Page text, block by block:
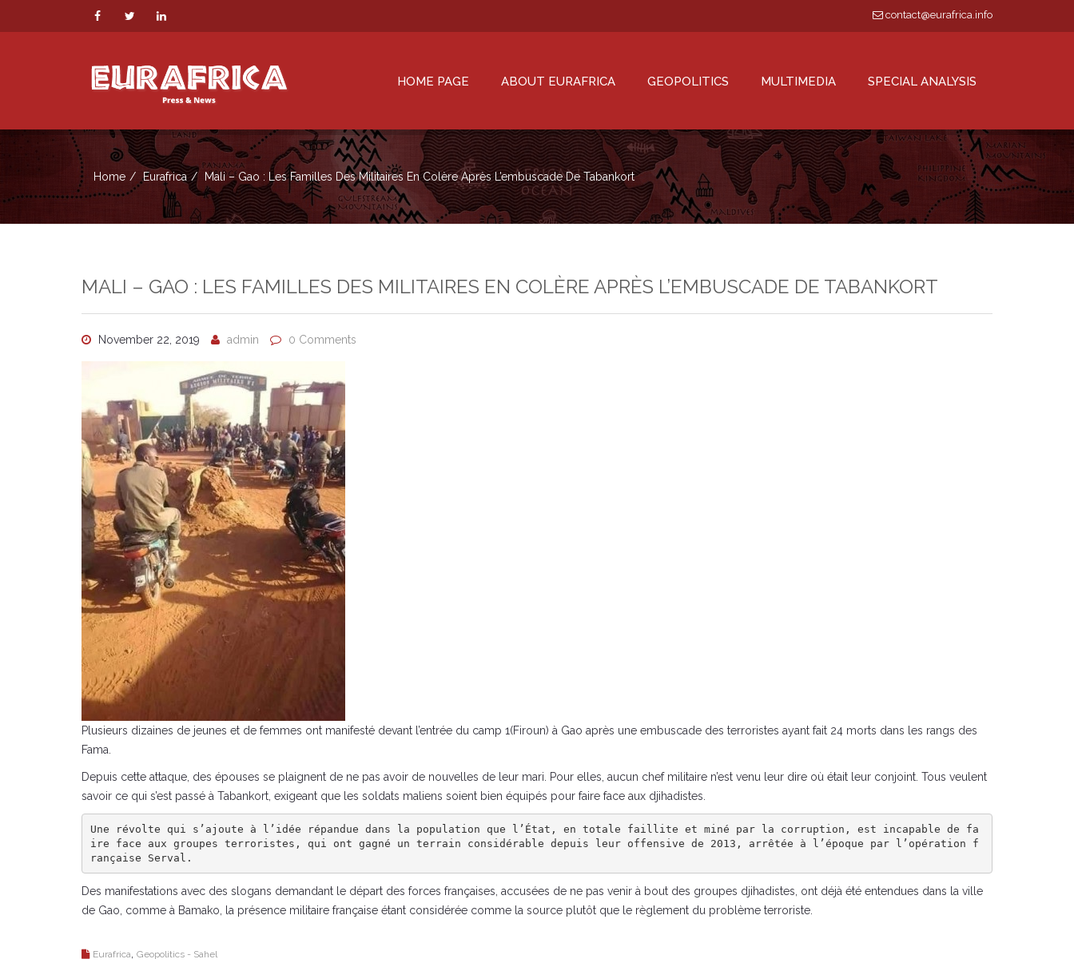
contact@eurafrica.info
HOME PAGE ABOUT EURAFRICA GEOPOLITICS MULTIMEDIA SPECIAL ANALYSIS
Home Eurafrica Mali – Gao : Les Familles Des Militaires En Colère Après L’embuscade De Tabankort
MALI – GAO : LES FAMILLES DES MILITAIRES EN COLÈRE APRÈS L’EMBUSCADE DE TABANKORT
November 22, 2019 admin 0 Comments
Plusieurs dizaines de jeunes et de femmes ont manifesté devant l’entrée du camp 1(Firoun) à Gao après une embuscade des terroristes ayant fait 24 morts dans les rangs des
Fama.
Depuis cette attaque, des épouses se plaignent de ne pas avoir de nouvelles de leur mari. Pour elles, aucun chef militaire n’est venu leur dire où était leur conjoint. Tous veulent
savoir ce qui s’est passé à Tabankort, exigeant que les soldats maliens soient bien équipés pour faire face aux djihadistes.
Une révolte qui s’ajoute à l’idée répandue dans la population que l’État, en totale faillite et miné par la corruption, est incapable de fa
ire face aux groupes terroristes, qui ont gagné un terrain considérable depuis leur offensive de 2013, arrêtée à l’époque par l’opération f
rançaise Serval.
Des manifestations avec des slogans demandant le départ des forces françaises, accusées de ne pas venir à bout des groupes djihadistes, ont déjà été entendues dans la ville
de Gao, comme à Bamako, la présence militaire française étant considérée comme la source plutôt que le règlement du problème terroriste.
Eurafrica Geopolitics - Sahel